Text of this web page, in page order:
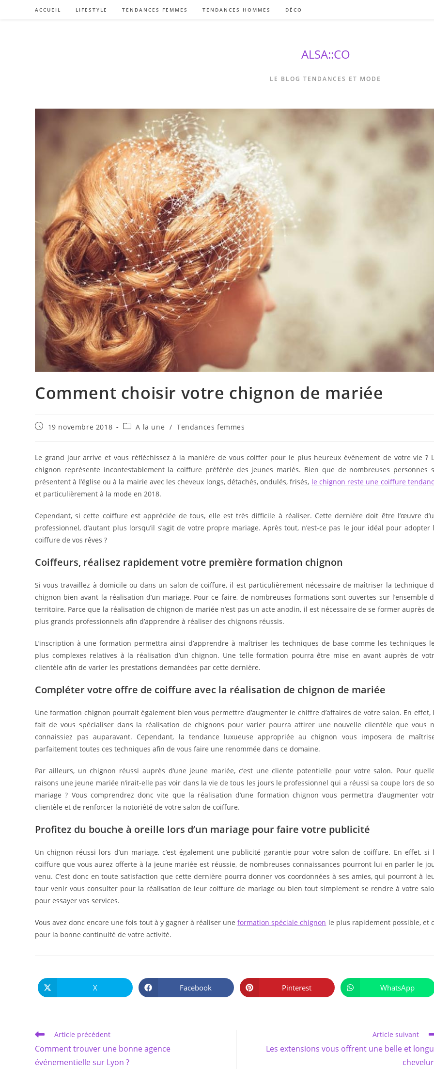
ACCUEIL LIFESTYLE TENDANCES FEMMES TENDANCES HOMMES DÉCO
ALSA::CO
LE BLOG TENDANCES ET MODE
Comment choisir votre chignon de mariée
Publication
19 novembre 2018
PostA la une / Tendances femmes
Le grand jour arrive et vous réfléchissez à la manière de vous coiffer pour le plus heureux événement de votre vie ?
chignon représente incontestablement la coiffure préférée des jeunes mariés. Bien que de nombreuses personnes
présentent à l’église ou à la mairie avec les cheveux longs, détachés, ondulés, frisés, le chignon reste une coiffure
et particulièrement à la mode en 2018.
Cependant, si cette coiffure est appréciée de tous, elle est très difficile à réaliser. Cette dernière doit être l’œuvre
professionnel, d’autant plus lorsqu’il s’agit de votre propre mariage. Après tout, n’est-ce pas le jour idéal pour adopter
coiffure de vos rêves ?
Coiffeurs, réalisez rapidement votre première formation chignon
Si vous travaillez à domicile ou dans un salon de coiffure, il est particulièrement nécessaire de maîtriser la technique
chignon bien avant la réalisation d’un mariage. Pour ce faire, de nombreuses formations sont ouvertes sur l’ensemble
territoire. Parce que la réalisation de chignon de mariée n’est pas un acte anodin, il est nécessaire de se former auprès
plus grands professionnels afin d’apprendre à réaliser des chignons réussis.
L’inscription à une formation permettra ainsi d’apprendre à maîtriser les techniques de base comme les techniques
plus complexes relatives à la réalisation d’un chignon. Une telle formation pourra être mise en avant auprès de
clientèle afin de varier les prestations demandées par cette dernière.
Compléter votre offre de coiffure avec la réalisation de chignon de mariée
Une formation chignon pourrait également bien vous permettre d’augmenter le chiffre d’affaires de votre salon. En effet,
fait de vous spécialiser dans la réalisation de chignons pour varier pourra attirer une nouvelle clientèle que vous
connaissiez pas auparavant. Cependant, la tendance luxueuse appropriée au chignon vous imposera de
parfaitement toutes ces techniques afin de vous faire une renommée dans ce domaine.
Par ailleurs, un chignon réussi auprès d’une jeune mariée, c’est une cliente potentielle pour votre salon. Pour
raisons une jeune mariée n’irait-elle pas voir dans la vie de tous les jours le professionnel qui a réussi sa coupe lors de
mariage ? Vous comprendrez donc vite que la réalisation d’une formation chignon vous permettra d’augmenter
clientèle et de renforcer la notoriété de votre salon de coiffure.
Profitez du bouche à oreille lors d’un mariage pour faire votre publicité
Un chignon réussi lors d’un mariage, c’est également une publicité garantie pour votre salon de coiffure. En effet, si
coiffure que vous aurez offerte à la jeune mariée est réussie, de nombreuses connaissances pourront lui en parler le
venu. C’est donc en toute satisfaction que cette dernière pourra donner vos coordonnées à ses amies, qui pourront à
tour venir vous consulter pour la réalisation de leur coiffure de mariage ou bien tout simplement se rendre à votre
pour essayer vos services.
Vous avez donc encore une fois tout à y gagner à réaliser uneformation spéciale chignon le plus rapidement possible, et
pour la bonne continuité de votre activité.
CE
CONTENU
Ouvrir
dans
X Ouvrir
dans
Facebook Ouvrir
dans
Pinterest Ouvrir
dans
WhatsApp
Read
articles
Article précédent
Comment trouver une bonne agence
événementielle sur Lyon ?
Article suivant
Les extensions vous offrent une belle et